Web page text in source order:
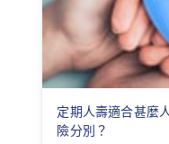
定期人壽適合甚麼
險分別？